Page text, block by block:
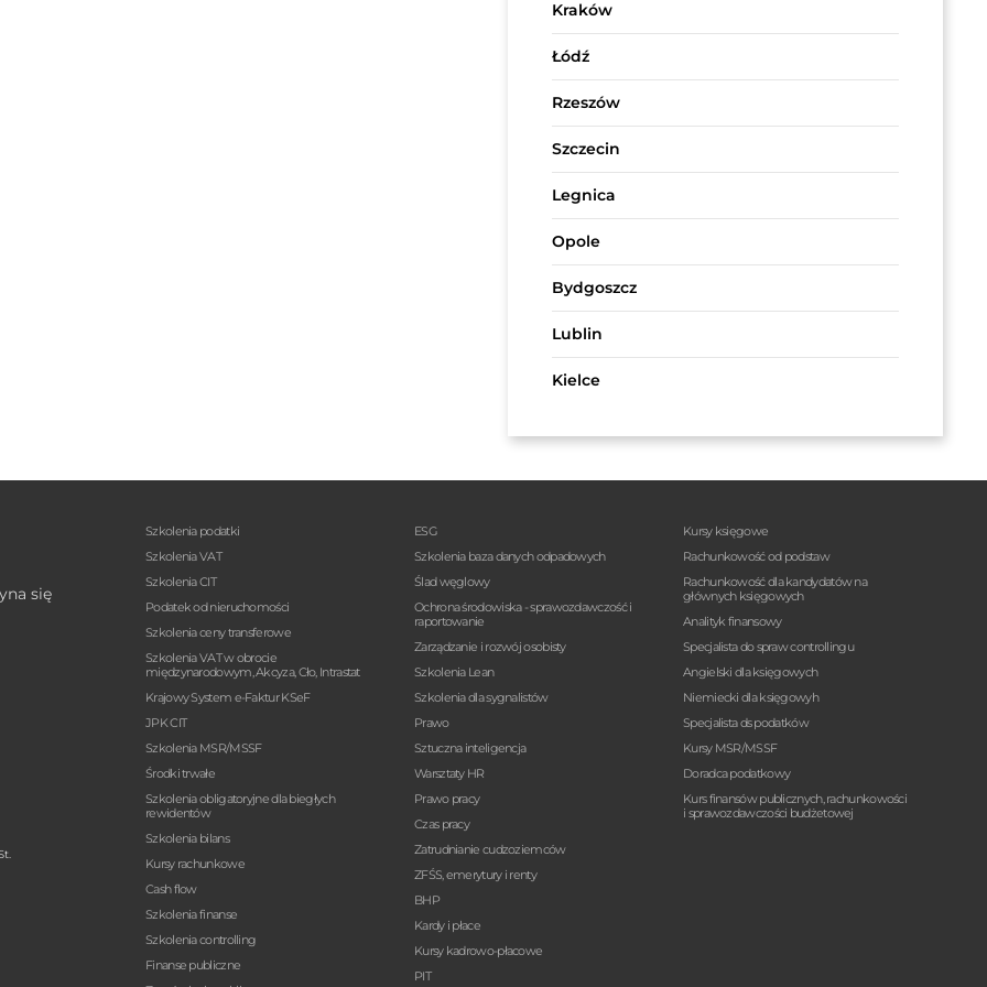
Kraków
Łódź
Rzeszów
Szczecin
Legnica
Opole
Bydgoszcz
Lublin
Kielce
się
Szkolenia podatki
Szkolenia VAT
Szkolenia CIT
Podatek od nieruchomości
Szkolenia ceny transferowe
Szkolenia VAT w obrocie
międzynarodowym, Akcyza, Cło, Intrastat
Krajowy System e-Faktur KSeF
JPK CIT
Szkolenia MSR/MSSF
Środki trwałe
Szkolenia obligatoryjne dla biegłych
rewidentów
Szkolenia bilans
Kursy rachunkowe
Cash flow
Szkolenia finanse
Szkolenia controlling
Finanse publiczne
ESG
Szkolenia baza danych odpadowych
Ślad węglowy
Ochrona środowiska - sprawozdawczość i
raportowanie
Zarządzanie i rozwój osobisty
Szkolenia Lean
Szkolenia dla sygnalistów
Prawo
Sztuczna inteligencja
Warsztaty HR
Prawo pracy
Czas pracy
Zatrudnianie cudzoziemców
ZFŚS, emerytury i renty
BHP
Kardy i płace
Kursy kadrowo-płacowe
PIT
Kursy księgowe
Rachunkowość od podstaw
Rachunkowość dla kandydatów na
głównych księgowych
Analityk finansowy
Specjalista do spraw controllingu
Angielski dla księgowych
Niemiecki dla księgowyh
Specjalista ds podatków
Kursy MSR/MSSF
Doradca podatkowy
Kurs finansów publicznych, rachunkowości
i sprawozdawczości budżetowej